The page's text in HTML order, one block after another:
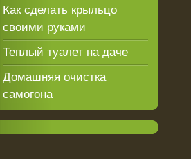
Как сделать крыльцо
своими руками
Теплый туалет на даче
Домашняя очистка
самогона